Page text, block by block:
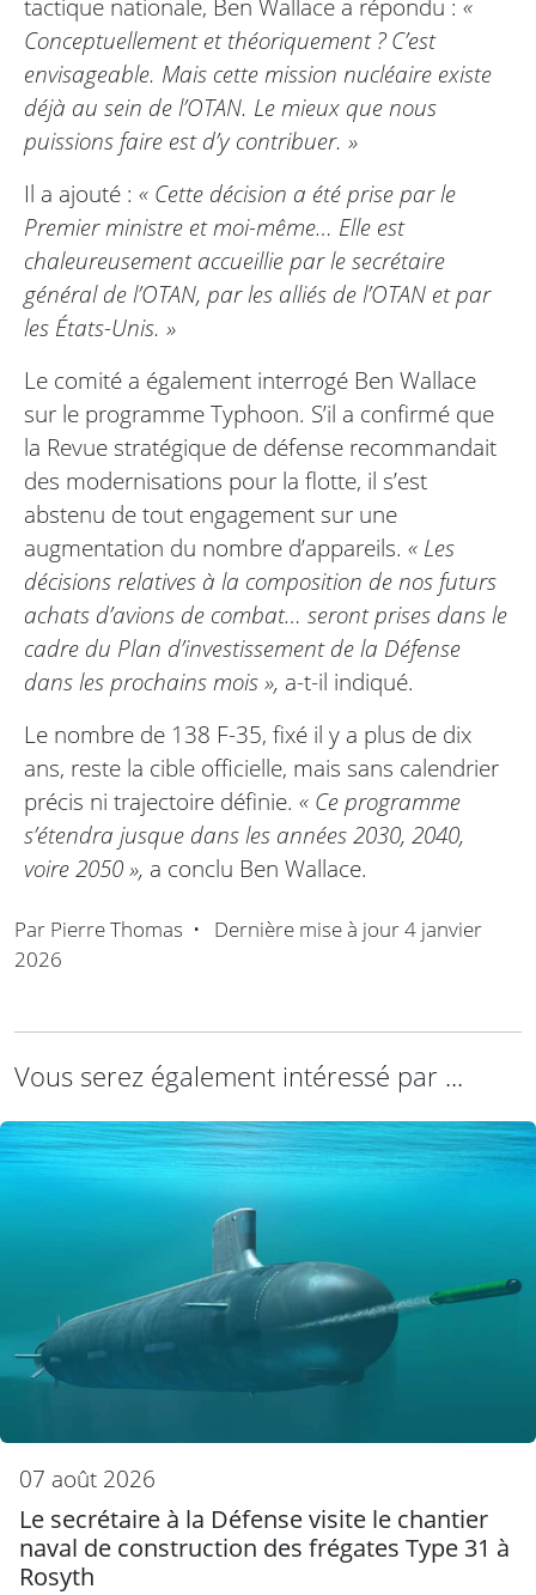
tactique nationale, Ben Wallace a répondu : «
Conceptuellement et théoriquement ? C’est
envisageable. Mais cette mission nucléaire existe
déjà au sein de l’OTAN. Le mieux que nous
puissions faire est d’y contribuer. »
Il a ajouté : « Cette décision a été prise par le
Premier ministre et moi-même… Elle est
chaleureusement accueillie par le secrétaire
général de l’OTAN, par les alliés de l’OTAN et par
les États-Unis. »
Le comité a également interrogé Ben Wallace
sur le programme Typhoon. S’il a confirmé que
la Revue stratégique de défense recommandait
des modernisations pour la flotte, il s’est
abstenu de tout engagement sur une
augmentation du nombre d’appareils. « Les
décisions relatives à la composition de nos futurs
achats d’avions de combat… seront prises dans le
cadre du Plan d’investissement de la Défense
dans les prochains mois », a-t-il indiqué.
Le nombre de 138 F-35, fixé il y a plus de dix
ans, reste la cible officielle, mais sans calendrier
précis ni trajectoire définie. « Ce programme
s’étendra jusque dans les années 2030, 2040,
voire 2050 », a conclu Ben Wallace.
Par Pierre Thomas • Dernière mise à jour4 janvier
2026
Vous serez également intéressé par ...
07 août 2026
Le secrétaire à la Défense visite le chantier
naval de construction des frégates Type 31 à
Rosyth